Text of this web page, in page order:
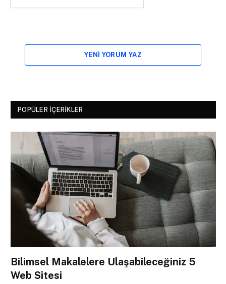
YENI YORUM YAZ
POPÜLER İÇERIKLER
Bilimsel Makalelere Ulaşabileceğiniz 5
Web Sitesi